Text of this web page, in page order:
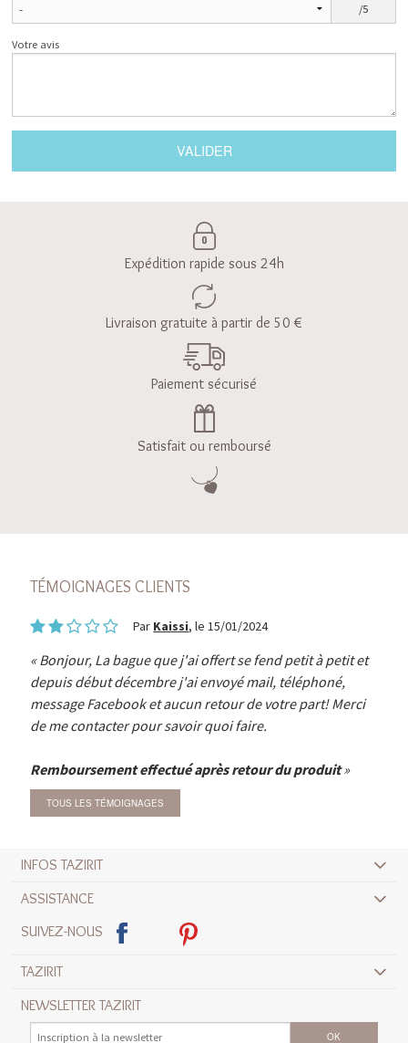
/5
Votre avis
Expédition rapide sous 24h
Livraison gratuite à partir de 50 €
Paiement sécurisé
Satisfait ou remboursé
TÉMOIGNAGES CLIENTS
Par Kaissi, le 15/01/2024
Bonjour, La bague que j'ai offert se fend petit à petit et
depuis début décembre j'ai envoyé mail, téléphoné,
message Facebook et aucun retour de votre part! Merci
de me contacter pour savoir quoi faire.
Remboursement effectué après retour du produit
TOUS LES TÉMOIGNAGES
INFOS TAZIRIT
ASSISTANCE
SUIVEZ-NOUS
TAZIRIT
NEWSLETTER TAZIRIT